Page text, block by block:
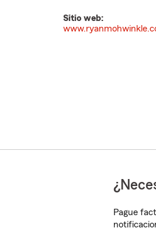
Sitio web:
Pague